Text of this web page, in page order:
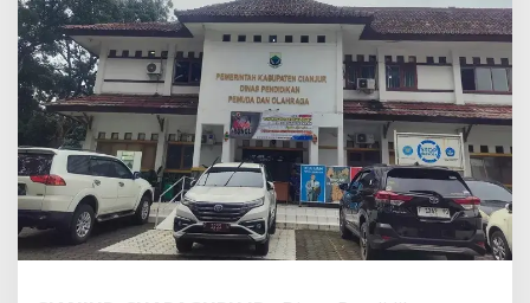
l
a
h
d
i
K
a
b
u
p
a
t